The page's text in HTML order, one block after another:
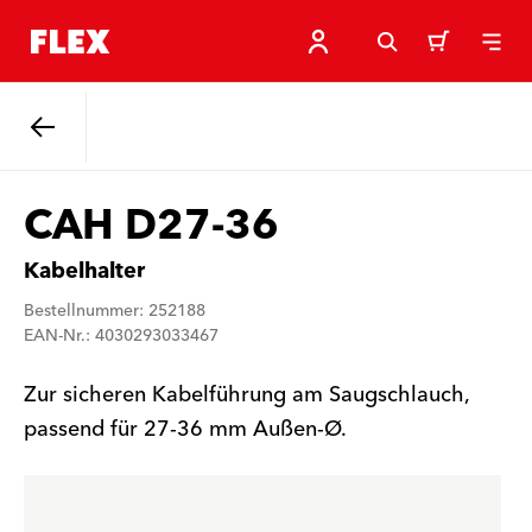
CAH D27-36
Kabelhalter
Bestellnummer: 252188
EAN-Nr.: 4030293033467
Zur sicheren Kabelführung am Saugschlauch,
passend für 27-36 mm Außen-Ø.